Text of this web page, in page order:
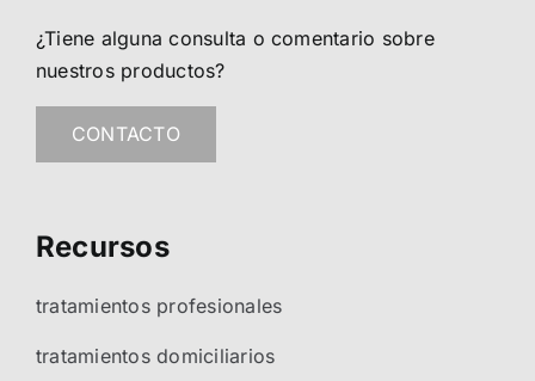
¿Tiene alguna consulta o comentario sobre
nuestros productos?
CONTACTO
Recursos
tratamientos profesionales
tratamientos domiciliarios